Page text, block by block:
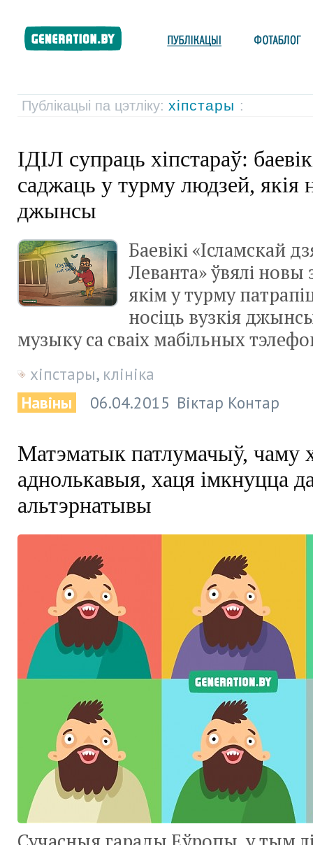
Публікацыі па цэтліку: хіпстары :
ІДІЛ супраць хіпстараў:
саджаць у турму людзей, якія
джынсы
Баевікі «Ісламскай
Леванта» ўвялі новы
якім у турму
носіць вузкія
музыку са сваіх мабільных
хіпстары, клініка
Навіны
06.04.2015 Віктар Контар
Матэматык патлумачыў, чаму
аднолькавыя, хаця імкнуцца
альтэрнатывы